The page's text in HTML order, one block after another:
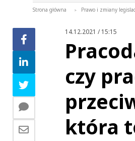
Strona główna > Prawo i zmiany
14.12.2021 / 15:15
czy
która